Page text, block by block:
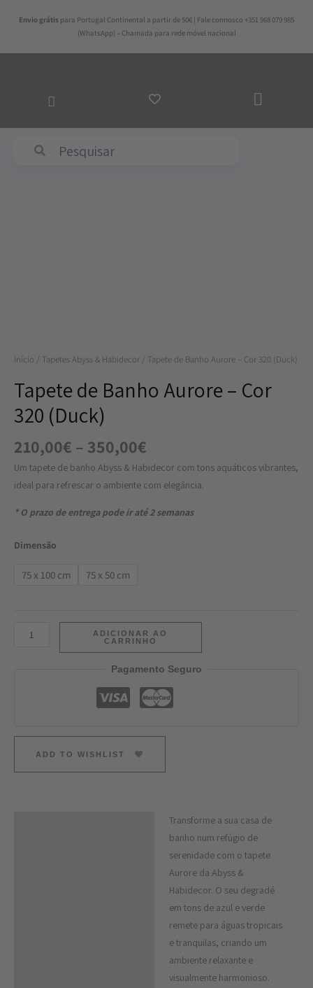
Envio grátis para Portugal Continental a partir de 50€ | Fale connosco +351 968 079 985
(WhatsApp) – Chamada para rede móvel nacional
AO
Início / Tapetes Abyss & Habidecor / Tapete de Banho Aurore – Cor 320 (Duck)
Tapete de Banho Aurore – Cor
320 (Duck)
210,00€ – 350,00€
Um tapete de banho Abyss & Habidecor com tons aquáticos vibrantes,
ideal para refrescar o ambiente com elegância.
* O prazo de entrega pode ir até 2 semanas
Dimensão
75 x 100 cm 75 x 50 cm
Cor
320
(Duck)
ADICIONAR AO
CARRINHO
Pagamento Seguro
ADD TO WISHLIST
Transforme a sua casa de
banho num refúgio de
serenidade com o tapete
Aurore da Abyss &
Habidecor. O seu degradé
em tons de azul e verde
remete para águas tropicais
e tranquilas, criando um
ambiente relaxante e
visualmente harmonioso.